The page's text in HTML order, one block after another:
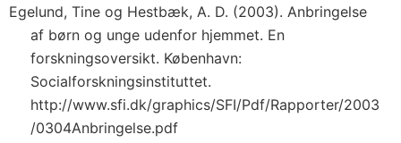
Egelund, Tine og Hestbæk, A. D. (2003). Anbringelse
af børn og unge udenfor hjemmet. En
forskningsoversikt. København:
Socialforskningsinstituttet.
http://www.sfi.dk/graphics/SFI/Pdf/Rapporter/2003
/0304Anbringelse.pdf